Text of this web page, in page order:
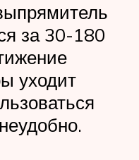
за 30-180
уходит